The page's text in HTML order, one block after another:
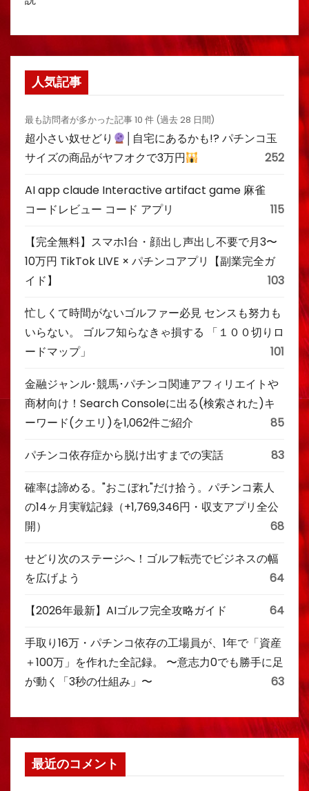
人気記事
最も訪問者が多かった記事 10 件 (過去 28 日間)
超小さい奴せどり
│自宅にあるかも!? パチンコ玉
サイズの商品がヤフオクで3万円
252
AI app claude Interactive artifact game 麻雀
コードレビュー コード アプリ
115
【完全無料】スマホ1台・顔出し声出し不要で月3〜
10万円 TikTok LIVE × パチンコアプリ【副業完全ガ
イド】
103
忙しくて時間がないゴルファー必見 センスも努力も
いらない。 ゴルフ知らなきゃ損する 「１００切りロ
ードマップ」
101
金融ジャンル･競馬･パチンコ関連アフィリエイトや
商材向け！Search Consoleに出る(検索された)キ
ーワード(クエリ)を1,062件ご紹介
85
パチンコ依存症から脱け出すまでの実話 83
確率は諦める。"おこぼれ"だけ拾う。パチンコ素人
の14ヶ月実戦記録（+1,769,346円・収支アプリ全公
開）
68
せどり次のステージへ！ゴルフ転売でビジネスの幅
を広げよう
64
【2026年最新】AIゴルフ完全攻略ガイド 64
手取り16万・パチンコ依存の工場員が、1年で「資産
＋100万」を作れた全記録。 〜意志力0でも勝手に足
が動く「3秒の仕組み」〜
63
最近のコメント